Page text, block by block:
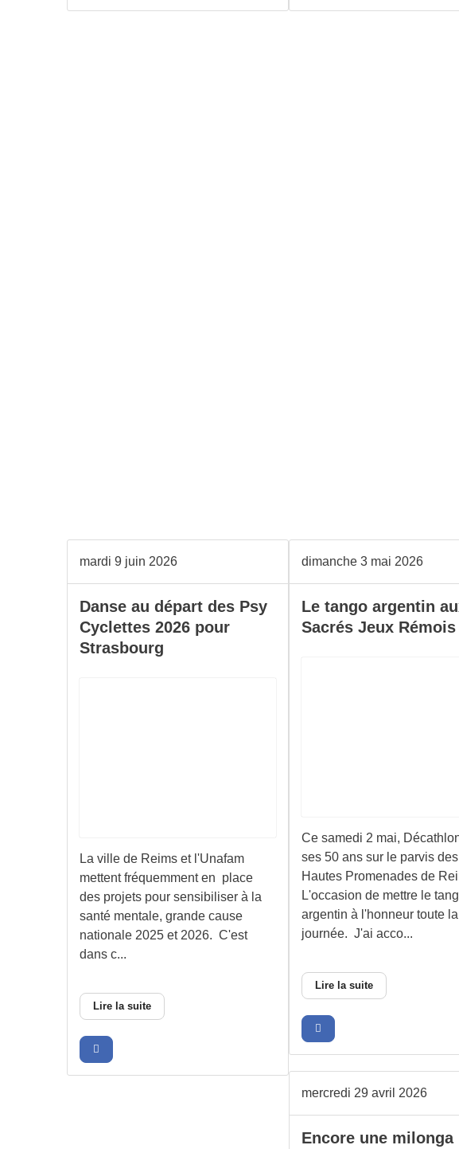
mardi 9 juin 2026
Danse au départ des Psy
Cyclettes 2026 pour
Strasbourg
La ville de Reims et l'Unafam
mettent fréquemment en place
des projets pour sensibiliser à la
santé mentale, grande cause
nationale 2025 et 2026. C'est
dans c...
Lire la suite
dimanche 3 mai 2026
Le tango argentin
Sacrés Jeux Rémois
Ce samedi 2 mai,
ses 50 ans sur le parvis des
Hautes Promenades de
L'occasion de mettre le
argentin à l'honneur toute la
journée. J'ai acco...
Lire la suite
mercredi 29 avril 2026
Encore une milonga